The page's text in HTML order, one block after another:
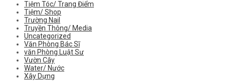
Tiệm Tóc/ Trang Điểm
Tiệm/ Shop
Trường Nail
Truyền Thông/ Media
Uncategorized
Văn Phòng Bác Sĩ
văn Phòng Luật Sư
Vườn Cây
Water/ Nước
Xây Dựng